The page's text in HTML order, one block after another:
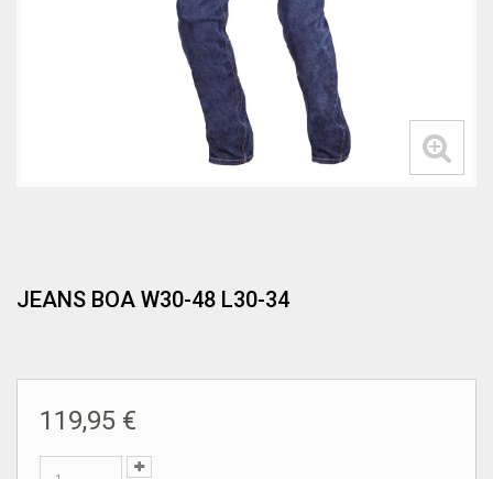
JEANS BOA W30-48 L30-34
119,95 €